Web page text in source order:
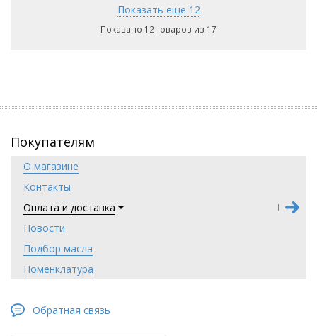
Показать еще 12
Показано 12 товаров из 17
Покупателям
О магазине
Контакты
Оплата и доставка
Новости
Подбор масла
Номенклатура
Обратная связь